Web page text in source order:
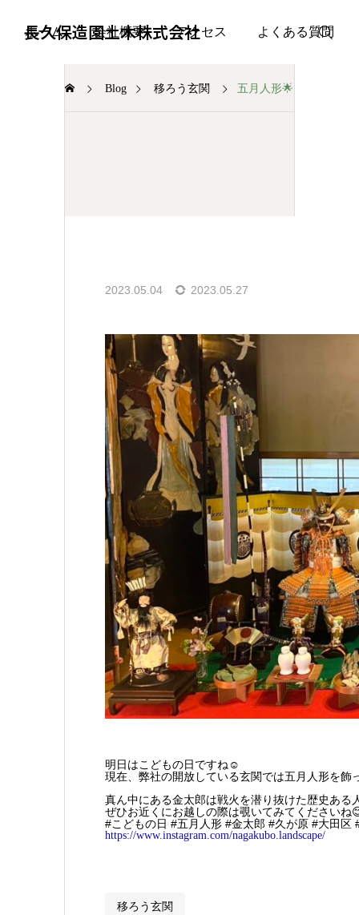
長久保造園土木株式会社
ホーム 会社概要 アクセス よくある質問
Blog 移ろう玄関 五月人形🌟
2023.05.04 2023.05.27
明日はこどもの日ですね☺️
現在、弊社の開放している玄関では五月人形を飾
真ん中にある金太郎は戦火を潜り抜けた歴史ある
ぜひお近くにお越しの際は覗いてみてくださいね
#こどもの日 #五月人形 #金太郎 #久が原 #大田区
https://www.instagram.com/nagakubo.landscape/
移ろう玄関